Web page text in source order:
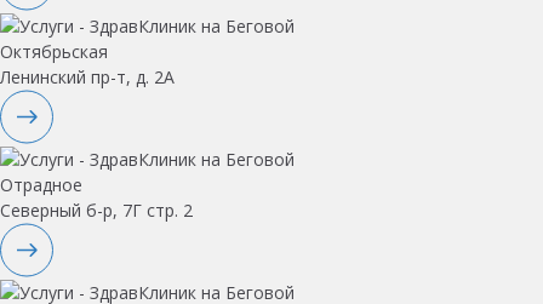
Октябрьская
Ленинский пр-т, д. 2А
Отрадное
Северный б-р, 7Г стр. 2